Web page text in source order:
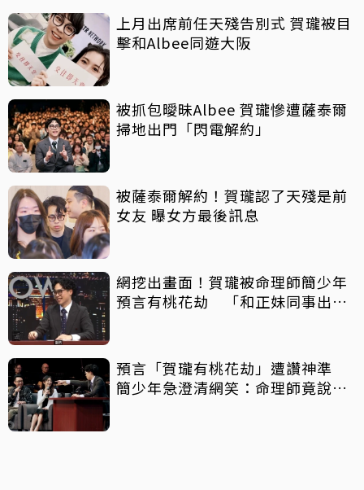
上月出席前任天殘告別式 賀瓏被目
擊和Albee同遊大阪
被抓包曖昧Albee 賀瓏慘遭薩泰爾
掃地出門「閃電解約」
被薩泰爾解約！賀瓏認了天殘是前
女友 曝女方最後訊息
網挖出畫面！賀瓏被命理師簡少年
預言有桃花劫 「和正妹同事出問
預言「賀瓏有桃花劫」遭讚神準
簡少年急澄清網笑：命理師竟說自